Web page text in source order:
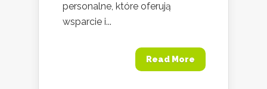
personalne, które oferują
wsparcie i...
Read More